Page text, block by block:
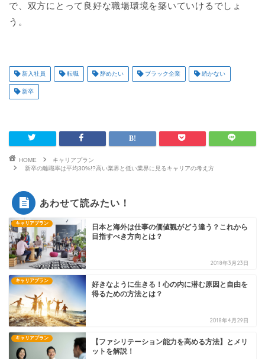
で、双方にとって良好な職場環境を築いていけるでしょ
う。
新入社員 転職 辞めたい ブラック企業 続かない
新卒
HOME
キャリアプラン
新卒の離職率は平均30%!?高い業界と低い業界に見るキャリアの考え方
あわせて読みたい！
キャリアプラン
日本と海外は仕事の価値観がどう違う？これから
目指すべき方向とは？
2018年3月23日
キャリアプラン
好きなように生きる！心の内に潜む原因と自由を
得るための方法とは？
2018年4月29日
キャリアプラン
【ファシリテーション能力を高める方法】とメリ
ットを解説！